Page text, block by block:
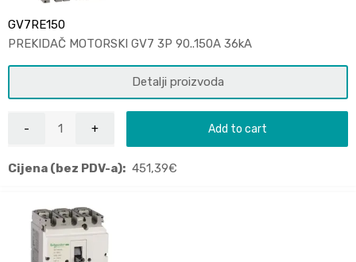
GV7RE150
PREKIDAČ MOTORSKI GV7 3P 90..150A 36kA
Detalji proizvoda
Add to cart
Cijena (bez PDV-a): 451,39€